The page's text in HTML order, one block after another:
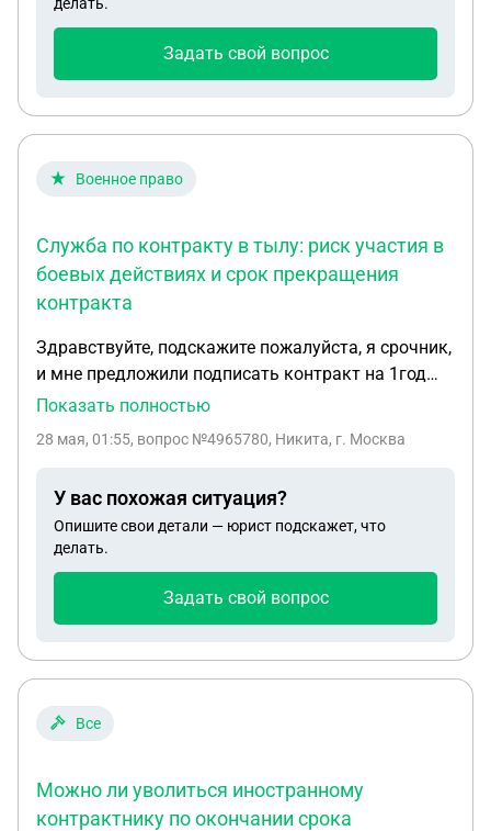
Задать свой вопрос
Военное право
Служба по контракту в тылу: риск участия в
боевых действиях и срок прекращения
контракта
Здравствуйте, подскажите пожалуйста, я срочник,
и мне предложили подписать контракт на 1год
как служба в тылу, в "материально технические
зацепка в боевыми действиями на СВО? И будет
Показать полностью
28 мая, 01:55, вопрос №4965780, Никита, г. Москва
У вас похожая ситуация?
Опишите свои детали — юрист подскажет, что
делать.
Задать свой вопрос
Все
Можно ли уволиться иностранному
контрактнику по окончании срока